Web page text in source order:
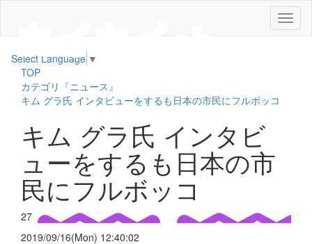
メ
ニ
Select Language ▼
TOP
カテゴリ『ニュース』
キム グラ氏 インタビューをするも日本の市民にフルボッコ
キム グラ氏 インタビ
ューをするも日本の市
民にフルボッコ
27
2019/09/16(Mon) 12:40:02